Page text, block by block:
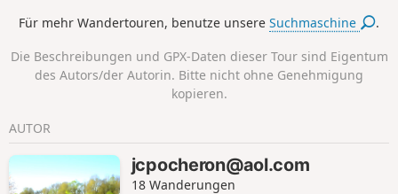
Orte: die gallo-römische Stätte und das
Weinberge.
Für mehr Wandertouren, benutze unsereSuchmaschine .
Die Beschreibungen und GPX-Daten dieser Tour sind Eigentum
des Autors/der Autorin. Bitte nicht ohne Genehmigung
kopieren.
AUTOR
jcpocheron@aol.com
18 Wanderungen